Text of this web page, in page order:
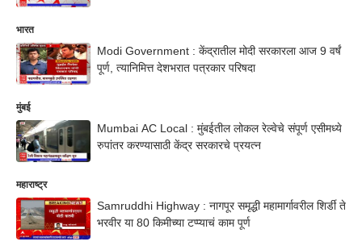
भारत
Modi Government : केंद्रातील मोदी सरकारला आज 9 वर्षं
पूर्ण, त्यानिमित्त देशभरात पत्रकार परिषदा
मुंबई
Mumbai AC Local : मुंबईतील लोकल रेल्वेचे संपूर्ण एसीमध्ये
रुपांतर करण्यासाठी केंद्र सरकारचे प्रयत्न
महाराष्ट्र
Samruddhi Highway : नागपूर समृद्धी महामार्गावरील शिर्डी ते
भरवीर या 80 किमीच्या टप्प्याचं काम पूर्ण